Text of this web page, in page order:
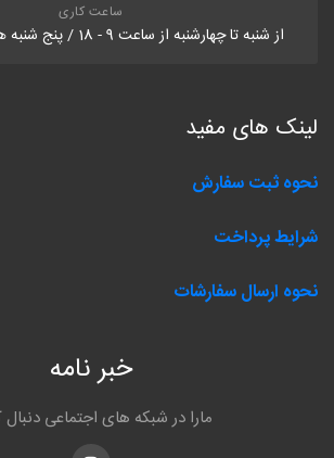
ساعت کاری
از شنبه تا چهارشنبه از ساعت 9 - 18 / پنج شنبه ها از ساعت 9 - 15
لینک های مفید
نحوه ثبت سفارش
شرایط پرداخت
نحوه ارسال سفارشات
خبر نامه
مارا در شبکه های اجتماعی دنبال